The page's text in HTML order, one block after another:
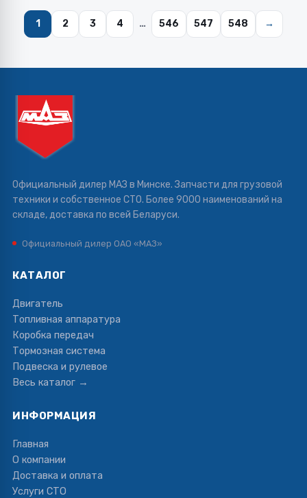
1 2 3 4 … 546 547 548 →
Официальный дилер МАЗ в Минске. Запчасти для грузовой
техники и собственное СТО. Более 9000 наименований на
складе, доставка по всей Беларуси.
Официальный дилер ОАО «МАЗ»
КАТАЛОГ
Двигатель
Топливная аппаратура
Коробка передач
Тормозная система
Подвеска и рулевое
Весь каталог →
ИНФОРМАЦИЯ
Главная
О компании
Доставка и оплата
Услуги СТО